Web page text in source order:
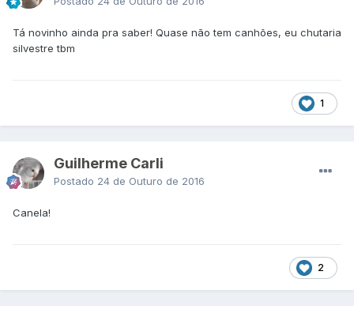
Tá novinho ainda pra saber! Quase não tem canhões, eu chutaria
silvestre tbm
1
Guilherme Carli
Postado 24 de Outuro de 2016
Canela!
2